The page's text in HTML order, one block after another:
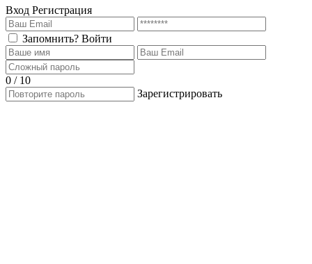
Вход Регистрация
Запомнить? Войти
0 / 10
Зарегистрировать